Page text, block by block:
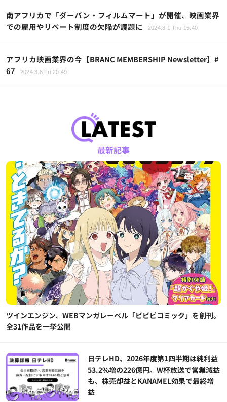
南アフリカで「ダーバン・フィルムマート」が開催、映画業界
での雇用やリベート制度の欠陥が議題に
2024.8.1 Thu 15:40
アフリカ映画業界の今【BRANC MEMBERSHIP Newsletter】#
67
2024.3.8 Fri 20:49
最新記事
ツインエンジン、WEBマンガレーベル「ビビビコミック」を創刊。
全31作品を一挙公開
日テレHD、2026年度第1四半期は純利益
53.2%増の226億円。W杯放送で営業減益
も、株売却益とKANAMEL効果で最終増
益